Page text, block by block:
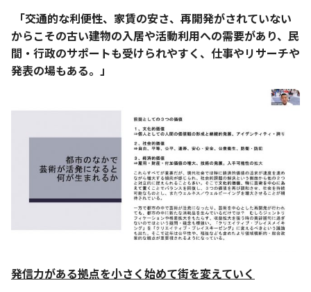
「交通的な利便性、家賃の安さ、再開発がされていない
からこその古い建物の入居や活動利用への需要があり、民
間・行政のサポートも受けられやすく、仕事やリサーチや
発表の場もある。」
発信力がある拠点を小さく始めて街を変えていく